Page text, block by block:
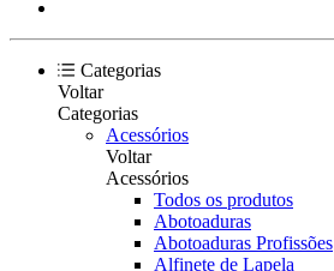
Categorias
Voltar
Categorias
Acessórios
Voltar
Acessórios
Todos os produtos
Abotoaduras
Abotoaduras Profissões
Alfinete de Lapela